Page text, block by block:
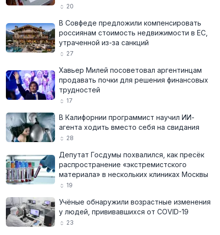
20
В Совфеде предложили компенсировать
россиянам стоимость недвижимости в ЕС,
утраченной из-за санкций
27
Хавьер Милей посоветовал аргентинцам
продавать почки для решения финансовых
трудностей
17
В Калифорнии программист научил ИИ-
агента ходить вместо себя на свидания
28
Депутат Госдумы похвалился, как пресёк
распространение «экстремистского
материала» в нескольких клиниках Москвы
19
Учёные обнаружили возрастные изменения
у людей, прививавшихся от COVID-19
23